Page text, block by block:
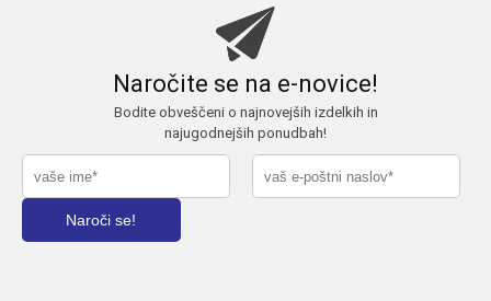
Naročite se na e-novice!
Bodite obveščeni o najnovejših izdelkih in
najugodnejših ponudbah!